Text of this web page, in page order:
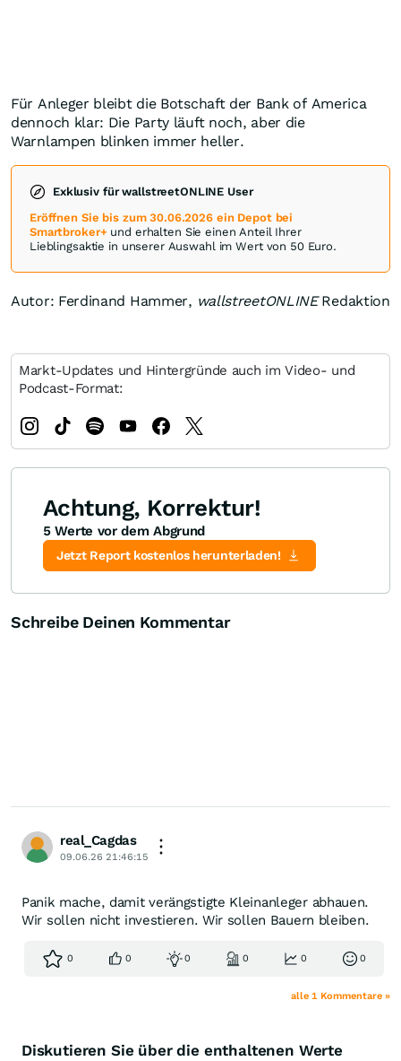
Für Anleger bleibt die Botschaft der Bank of America
dennoch klar: Die Party läuft noch, aber die
Warnlampen blinken immer heller.
Exklusiv für wallstreetONLINE User
Eröffnen Sie bis zum 30.06.2026 ein Depot bei
Smartbroker+und erhalten Sie einen Anteil Ihrer
Lieblingsaktie in unserer Auswahl im Wert von 50 Euro.
Autor: Ferdinand Hammer, wallstreetONLINERedaktion
Markt-Updates und Hintergründe auch im Video- und
Podcast-Format:
Achtung, Korrektur!
5 Werte vor dem Abgrund
Jetzt Report kostenlos herunterladen!
Schreibe Deinen Kommentar
real_Cagdas
09.06.26 21:46:15
Panik mache, damit verängstigte Kleinanleger abhauen.
Wir sollen nicht investieren. Wir sollen Bauern bleiben.
0 0 0 0 0 0
alle 1 Kommentare »
Diskutieren Sie über die enthaltenen Werte